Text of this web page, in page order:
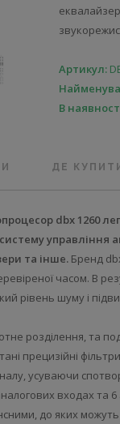
Артикул:
В
ДЕ КУПИТИ
dbx 1260
та інше. Бренд
часом. В
рівень шуму і
розділення, та
прецизійні
усуваючи
входах та
до яких можуть